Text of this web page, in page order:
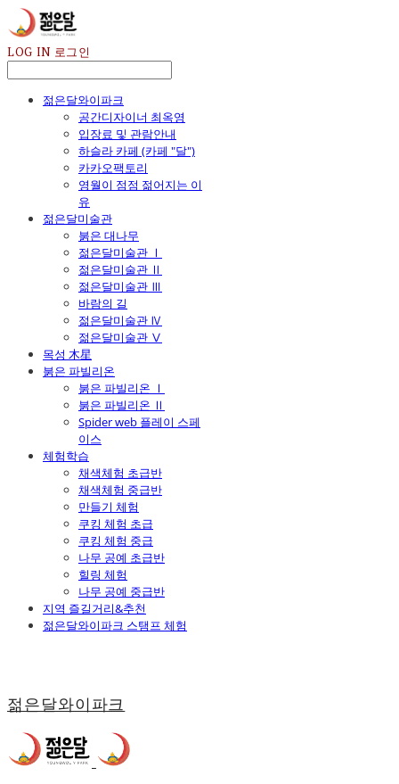
LOG IN 로그인
젊은달와이파크
공간디자이너 최옥영
입장료 및 관람안내
하슬라 카페 (카페 "달")
카카오팩토리
영월이 점점 젊어지는 이
유
젊은달미술관
붉은 대나무
젊은달미술관 Ⅰ
젊은달미술관 Ⅱ
젊은달미술관 Ⅲ
바람의 길
젊은달미술관 Ⅳ
젊은달미술관 Ⅴ
목성 木星
붉은 파빌리온
붉은 파빌리온 Ⅰ
붉은 파빌리온 Ⅱ
Spider web 플레이 스페
이스
체험학습
채색체험 초급반
채색체험 중급반
만들기 체험
쿠킹 체험 초급
쿠킹 체험 중급
나무 공예 초급반
힐링 체험
나무 공예 중급반
지역 즐길거리&추천
젊은달와이파크 스탬프 체험
젊은달와이파크